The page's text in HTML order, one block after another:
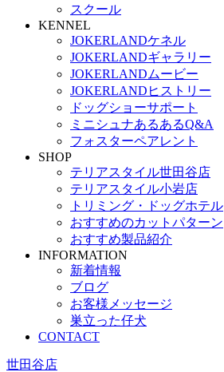
スクール
KENNEL
JOKERLANDケネル
JOKERLANDギャラリー
JOKERLANDムービー
JOKERLANDヒストリー
ドッグショーサポート
ミニシュナあるあるQ&A
フォスターペアレント
SHOP
テリアスタイル世田谷店
テリアスタイル小岩店
トリミング・ドッグホテル
おすすめのカットパターン
おすすめ製品紹介
INFORMATION
新着情報
ブログ
お客様メッセージ
巣立った仔犬
CONTACT
世田谷店